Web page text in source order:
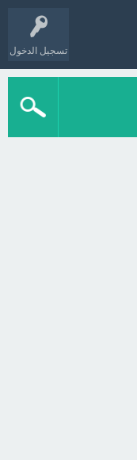
تسجيل الدخول